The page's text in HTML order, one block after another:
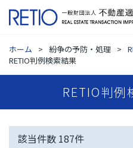
ホーム 紛争の予防・処理
RETIO判例検索結果
RETIO判例
該当件数 187件